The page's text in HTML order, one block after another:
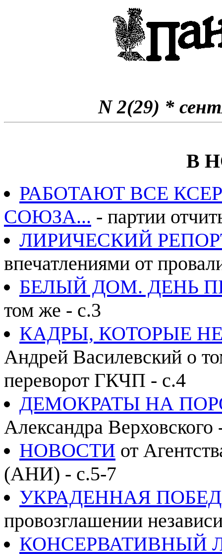
N 2(29) *
В
РАБОТАЮТ ВСЕ
СОЮЗА... - партии
ЛИРИЧЕСКИЙ
впечатлениями от
БЕЛЫЙ ДОМ. ДЕНЬ
том же - с.3
КАДРЫ, КОТОРЫЕ
Андрей Василевский о
переворот ГКЧП - с.4
ДЕМОКРАТЫ НА
Александра Верховского
НОВОСТИ от
(АНИ) - с.5-7
УКРАДЕННАЯ
провозглашении
КОНСЕРВАТИВНЫЙ